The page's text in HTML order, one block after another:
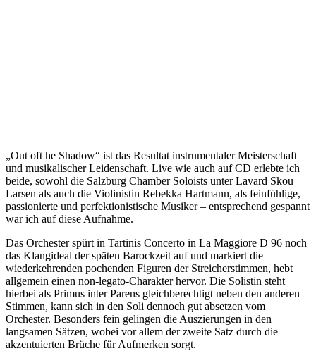
„Out oft he Shadow“ ist das Resultat instrumentaler Meisterschaft
und musikalischer Leidenschaft. Live wie auch auf CD erlebte ich
beide, sowohl die Salzburg Chamber Soloists unter Lavard Skou
Larsen als auch die Violinistin Rebekka Hartmann, als feinfühlige,
passionierte und perfektionistische Musiker – entsprechend gespannt
war ich auf diese Aufnahme.
Das Orchester spürt in Tartinis Concerto in La Maggiore D 96 noch
das Klangideal der späten Barockzeit auf und markiert die
wiederkehrenden pochenden Figuren der Streicherstimmen, hebt
allgemein einen non-legato-Charakter hervor. Die Solistin steht
hierbei als Primus inter Parens gleichberechtigt neben den anderen
Stimmen, kann sich in den Soli dennoch gut absetzen vom
Orchester. Besonders fein gelingen die Auszierungen in den
langsamen Sätzen, wobei vor allem der zweite Satz durch die
akzentuierten Brüche für Aufmerken sorgt.